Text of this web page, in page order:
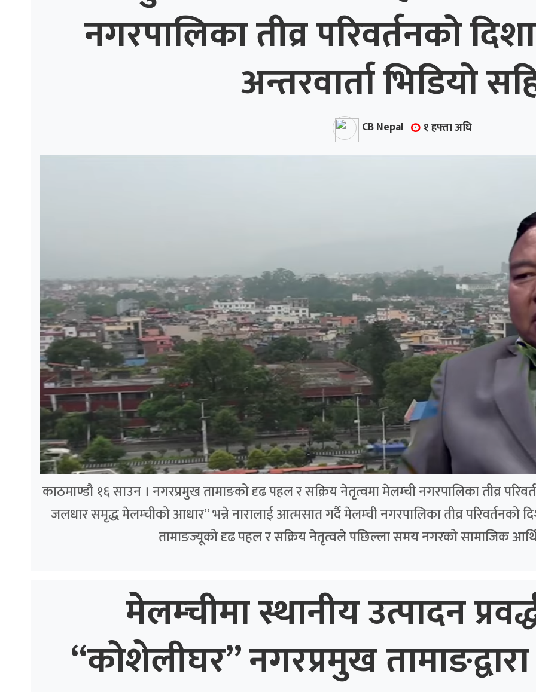
नगरपालिका तीव्र परिवर्तनको
अन्तरवार्ता भिडियो
CB Nepal १ हफ्ता अघि
काठमाण्डौ १६ साउन । नगरप्रमुख तामाङको दृढ पहल र सक्रिय नेतृत्वमा मेलम्ची नगरपालिका तीव्र
जलधार समृद्ध मेलम्चीको आधार” भन्ने नारालाई आत्मसात गर्दै मेलम्ची नगरपालिका तीव्र परिवर्तनको
तामाङज्यूको दृढ पहल र सक्रिय नेतृत्वले पछिल्ला समय नगरको सामाजिक
मेलम्चीमा स्थानीय उत्पादन
“कोशेलीघर” नगरप्रमुख